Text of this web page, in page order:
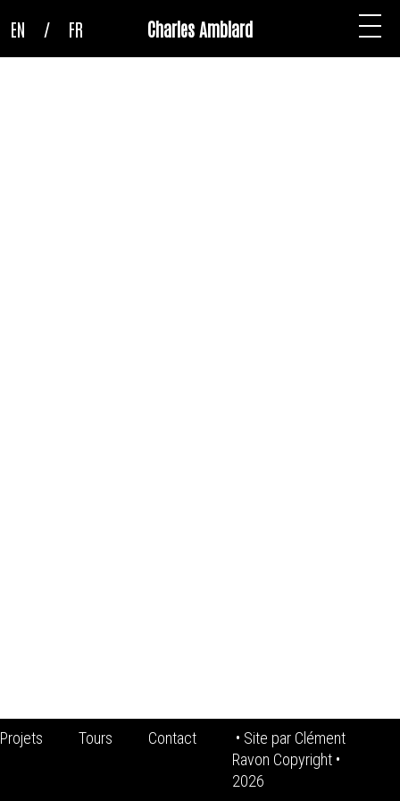
Charles Amblard
EN / FR
Projets Tours Contact • Site par Clément
Ravon Copyright •
2026